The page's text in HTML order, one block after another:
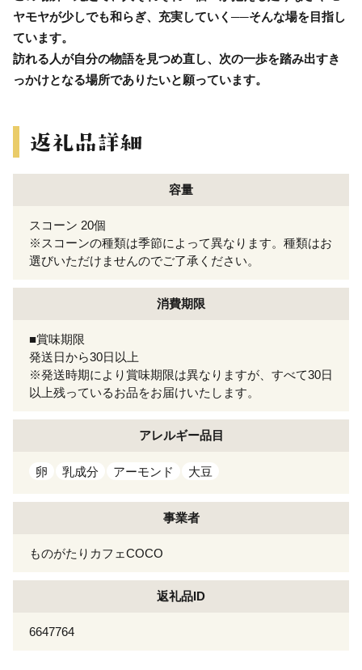
ヤモヤが少しでも和らぎ、充実していく──そんな場を目指し
ています。
訪れる人が自分の物語を見つめ直し、次の一歩を踏み出すき
っかけとなる場所でありたいと願っています。
容量
スコーン 20個
※スコーンの種類は季節によって異なります。種類はお
選びいただけませんのでご了承ください。
消費期限
■賞味期限
発送日から30日以上
※発送時期により賞味期限は異なりますが、すべて30日
以上残っているお品をお届けいたします。
アレルギー品目
卵 乳成分 アーモンド 大豆
事業者
ものがたりカフェCOCO
返礼品ID
6647764